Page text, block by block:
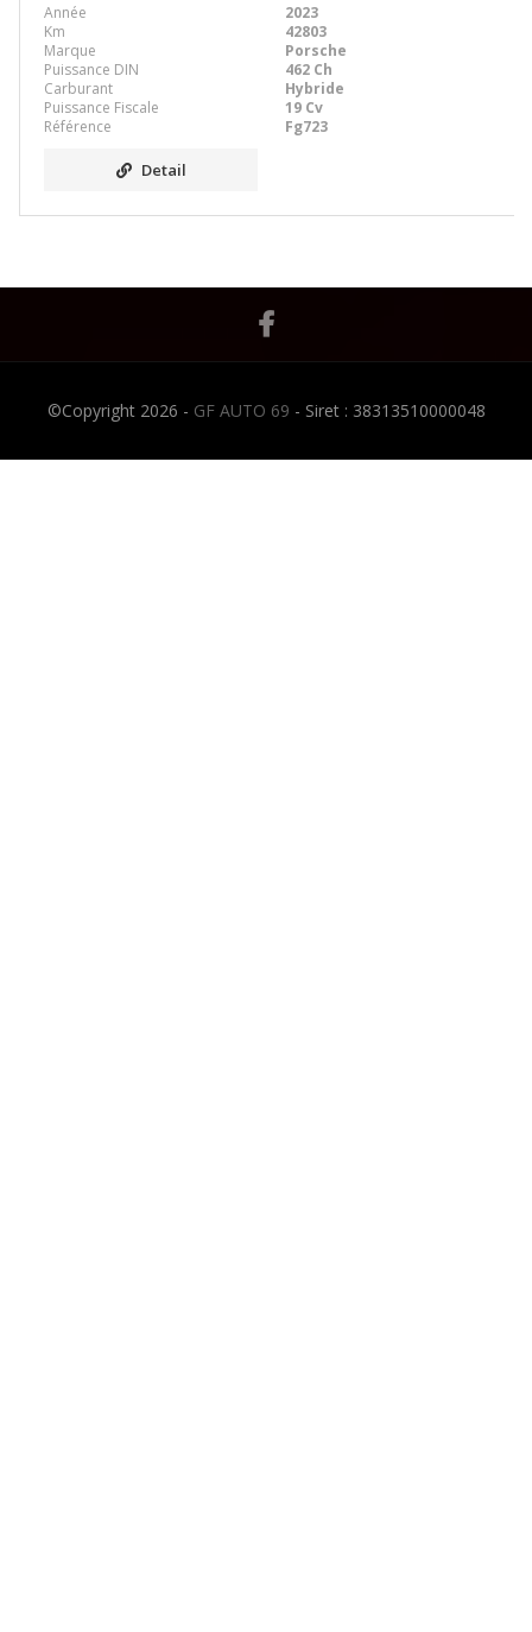
Année
2023
Km
42803
Marque
Porsche
Puissance DIN
462 Ch
Carburant
Hybride
Puissance Fiscale
19 Cv
Référence
Fg723
Detail
©Copyright 2026 - GF AUTO 69 - Siret : 38313510000048